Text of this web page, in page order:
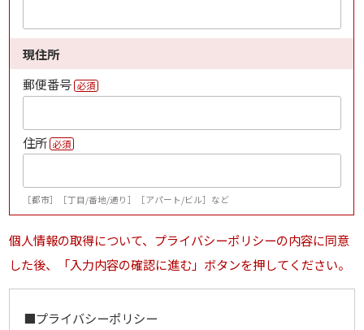
現住所
郵便番号 必須
住所 必須
［都市］［丁目/番地/通り］［アパート/ビル］など
個人情報の取得について、プライバシーポリシーの内容に同意
した後、「入力内容の確認に進む」ボタンを押してください。
■プライバシーポリシー